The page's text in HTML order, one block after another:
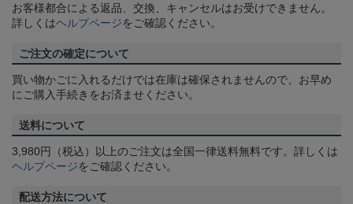
お客様都合による返品、交換、キャンセルはお受けできません。
詳しくはヘルプページをご確認ください。
ご注文の確定について
買い物かごに入れるだけでは在庫は確保されませんので、お早め
にご購入手続きをお済ませください。
送料について
3,980円（税込）以上のご注文は全国一律送料無料です。詳しくは
ヘルプページをご確認ください。
配送方法について